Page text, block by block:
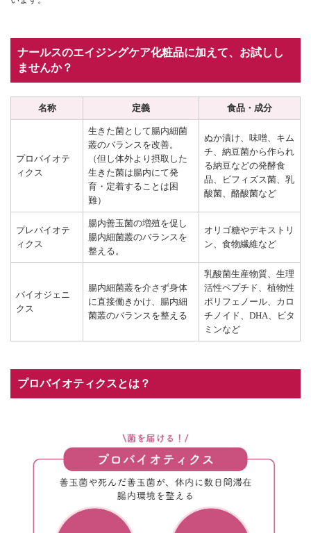
ナールスのエイジングケア化粧品に加えて、お試しし
ませんか？
名称 定義 食品・成分
プロバイオテ
ィクス
生きた菌として腸内細菌
叢のバランスを改善。
（但し体外より摂取した
生きた菌は腸内にて発
育・定着することは困
難）
ぬか漬け、味噌、キム
チ、納豆菌から作られ
る納豆などの発酵食
品、ビフィズス菌、乳
酸菌、酪酸菌など
プレバイオテ
ィクス
腸内善玉菌の増殖を促し
腸内細菌叢のバランスを
整える。
オリゴ糖やデキストリ
ン、食物繊維など
バイオジェニ
クス
腸内細菌叢を介さず身体
に直接働きかけ、腸内細
菌叢のバランスを整える
乳酸菌生産物質、生理
活性ペプチド、植物性
ポリフェノール、カロ
チノイド、DHA、ビタ
ミンなど
プロバイオティクスとは？